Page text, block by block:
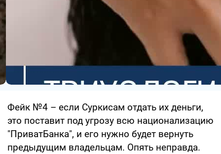
Фейк №4 – если Суркисам отдать их деньги,
это поставит под угрозу всю национализацию
"ПриватБанка", и его нужно будет вернуть
предыдущим владельцам. Опять неправда.